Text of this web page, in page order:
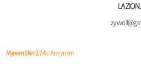
Mynem Skin 2.7.4© Armynem